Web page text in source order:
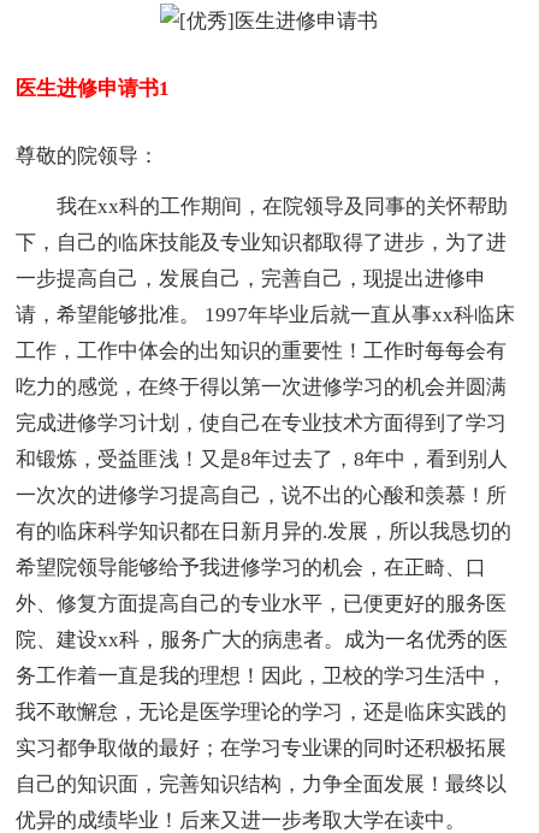
医生进修申请书1
尊敬的院领导：
我在xx科的工作期间，在院领导及同事的关怀帮助
下，自己的临床技能及专业知识都取得了进步，为了进
一步提高自己，发展自己，完善自己，现提出进修申
请，希望能够批准。 1997年毕业后就一直从事xx科临床
工作，工作中体会的出知识的重要性！工作时每每会有
吃力的感觉，在终于得以第一次进修学习的机会并圆满
完成进修学习计划，使自己在专业技术方面得到了学习
和锻炼，受益匪浅！又是8年过去了，8年中，看到别人
一次次的进修学习提高自己，说不出的心酸和羡慕！所
有的临床科学知识都在日新月异的.发展，所以我恳切的
希望院领导能够给予我进修学习的机会，在正畸、口
外、修复方面提高自己的专业水平，已便更好的服务医
院、建设xx科，服务广大的病患者。成为一名优秀的医
务工作着一直是我的理想！因此，卫校的学习生活中，
我不敢懈怠，无论是医学理论的学习，还是临床实践的
实习都争取做的最好；在学习专业课的同时还积极拓展
自己的知识面，完善知识结构，力争全面发展！最终以
优异的成绩毕业！后来又进一步考取大学在读中。